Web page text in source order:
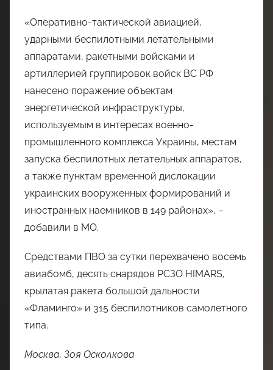
«Оперативно-тактической авиацией,
ударными беспилотными летательными
аппаратами, ракетными войсками и
артиллерией группировок войск ВС РФ
нанесено поражение объектам
энергетической инфраструктуры,
используемым в интересах военно-
промышленного комплекса Украины, местам
запуска беспилотных летательных аппаратов,
а также пунктам временной дислокации
украинских вооруженных формирований и
иностранных наемников в 149 районах», –
добавили в МО.
Средствами ПВО за сутки перехвачено восемь
авиабомб, десять снарядов РСЗО HIMARS,
крылатая ракета большой дальности
«Фламинго» и 315 беспилотников самолетного
типа.
Москва, Зоя Осколкова